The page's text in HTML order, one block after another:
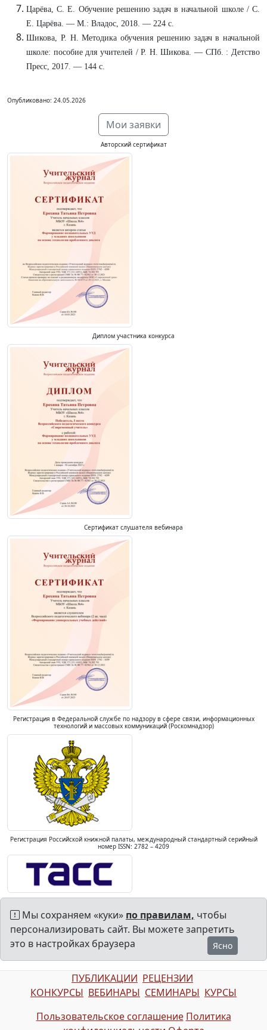
Царёва, С. Е. Обучение решению задач в начальной школе / С.
Е. Царёва. — М.: Владос, 2018. — 224 с.
Шикова, Р. Н. Методика обучения решению задач в начальной
школе: пособие для учителей / Р. Н. Шикова. — СПб. : Детство
Пресс, 2017. — 144 с.
Опубликовано: 24.05.2026
Мои заявки
Авторский сертификат
Диплом участника конкурса
Сертификат слушателя вебинара
Регистрация в Федеральной службе по надзору в сфере связи, информационных
технологий и массовых коммуникаций (Роскомнадзор)
Регистрация Российской книжной палаты, международный стандартный серийный
номер ISSN: 2782 – 4209
Мы сохраняем «куки» по правилам, чтобы
персонализировать сайт. Вы можете запретить
это в настройках браузера
Ясно
ПУБЛИКАЦИИ РЕЦЕНЗИИ
КОНКУРСЫ ВЕБИНАРЫ СЕМИНАРЫ КУРСЫ
Пользовательское соглашение Политика